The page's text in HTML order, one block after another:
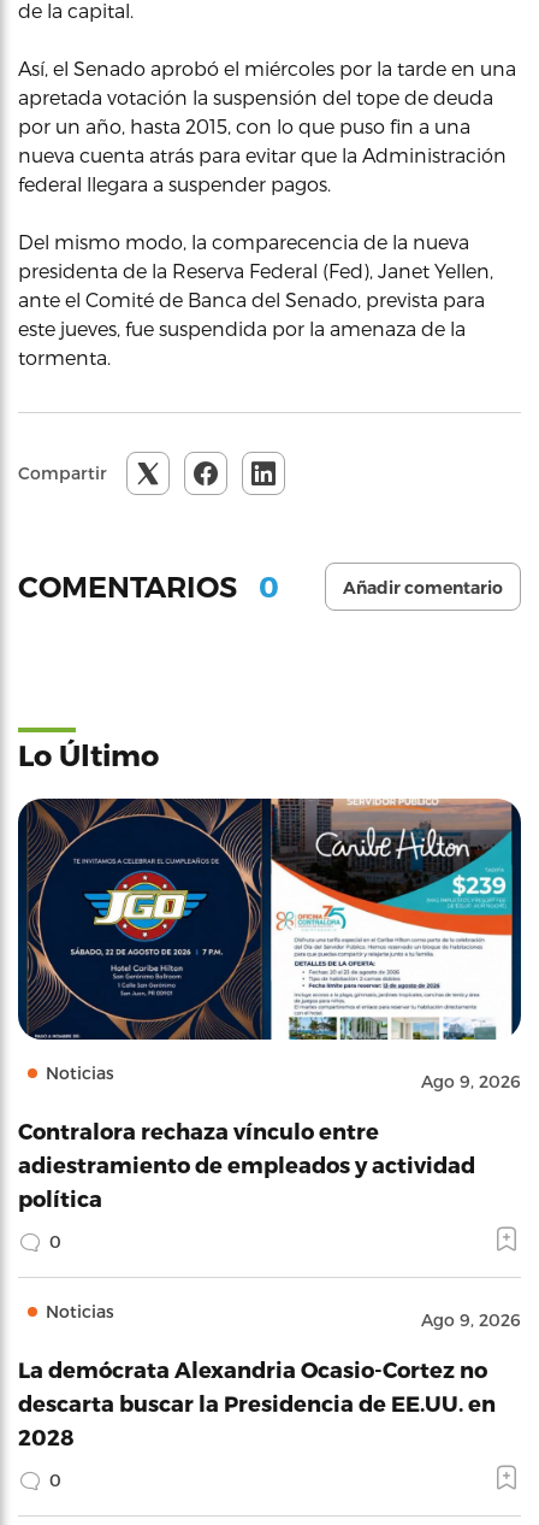
de la capital.
Así, el Senado aprobó el miércoles por la tarde en una
apretada votación la suspensión del tope de deuda
por un año, hasta 2015, con lo que puso fin a una
nueva cuenta atrás para evitar que la Administración
federal llegara a suspender pagos.
Del mismo modo, la comparecencia de la nueva
presidenta de la Reserva Federal (Fed), Janet Yellen,
ante el Comité de Banca del Senado, prevista para
este jueves, fue suspendida por la amenaza de la
tormenta.
Compartir
COMENTARIOS 0 Añadir comentario
Lo Último
Noticias Ago 9, 2026
Contralora rechaza vínculo entre
adiestramiento de empleados y actividad
política
0
Noticias Ago 9, 2026
La demócrata Alexandria Ocasio-Cortez no
descarta buscar la Presidencia de EE.UU. en
2028
0